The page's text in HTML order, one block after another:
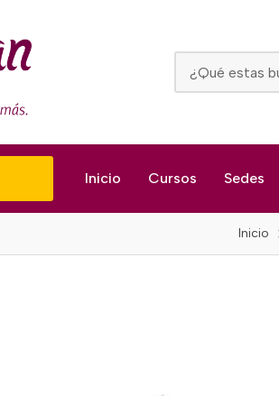
Inicio Cursos Sedes
Inicio